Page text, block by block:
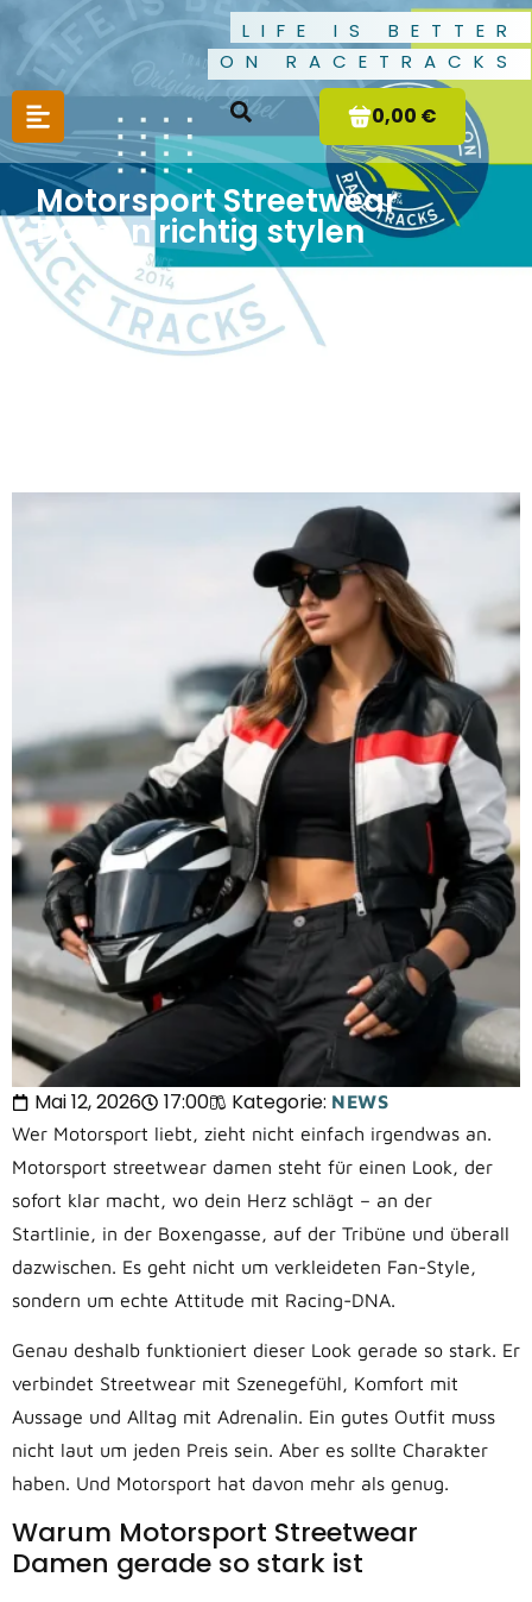
LIFE IS BETTER
ON RACETRACKS
0,00 €
Motorsport Streetwear
Damen richtig stylen
Motorsport
Streetwear
Damen
richtig
stylen
Mai 12, 2026 17:00 Kategorie: NEWS
Wer Motorsport liebt, zieht nicht einfach irgendwas an.
Motorsport streetwear damen steht für einen Look, der
sofort klar macht, wo dein Herz schlägt – an der
Startlinie, in der Boxengasse, auf der Tribüne und überall
dazwischen. Es geht nicht um verkleideten Fan-Style,
sondern um echte Attitude mit Racing-DNA.
Genau deshalb funktioniert dieser Look gerade so stark. Er
verbindet Streetwear mit Szenegefühl, Komfort mit
Aussage und Alltag mit Adrenalin. Ein gutes Outfit muss
nicht laut um jeden Preis sein. Aber es sollte Charakter
haben. Und Motorsport hat davon mehr als genug.
Warum Motorsport Streetwear
Damen gerade so stark ist